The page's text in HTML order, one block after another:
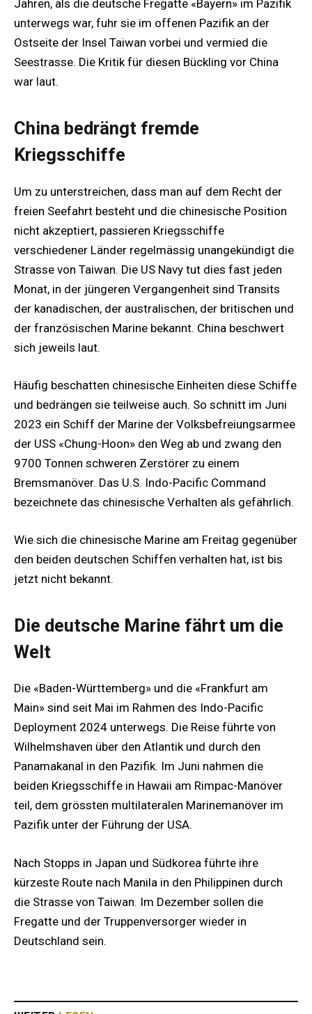
Jahren, als die deutsche Fregatte «Bayern» im Pazifik
unterwegs war, fuhr sie im offenen Pazifik an der
Ostseite der Insel Taiwan vorbei und vermied die
Seestrasse. Die Kritik für diesen Bückling vor China
war laut.
China bedrängt fremde
Kriegsschiffe
Um zu unterstreichen, dass man auf dem Recht der
freien Seefahrt besteht und die chinesische Position
nicht akzeptiert, passieren Kriegsschiffe
verschiedener Länder regelmässig unangekündigt die
Strasse von Taiwan. Die US Navy tut dies fast jeden
Monat, in der jüngeren Vergangenheit sind Transits
der kanadischen, der australischen, der britischen und
der französischen Marine bekannt. China beschwert
sich jeweils laut.
Häufig beschatten chinesische Einheiten diese Schiffe
und bedrängen sie teilweise auch. So schnitt im Juni
2023 ein Schiff der Marine der Volksbefreiungsarmee
der USS «Chung-Hoon» den Weg ab und zwang den
9700 Tonnen schweren Zerstörer zu einem
Bremsmanöver. Das U.S. Indo-Pacific Command
bezeichnete das chinesische Verhalten als gefährlich.
Wie sich die chinesische Marine am Freitag gegenüber
den beiden deutschen Schiffen verhalten hat, ist bis
jetzt nicht bekannt.
Die deutsche Marine fährt um die
Welt
Die «Baden-Württemberg» und die «Frankfurt am
Main» sind seit Mai im Rahmen des Indo-Pacific
Deployment 2024 unterwegs. Die Reise führte von
Wilhelmshaven über den Atlantik und durch den
Panamakanal in den Pazifik. Im Juni nahmen die
beiden Kriegsschiffe in Hawaii am Rimpac-Manöver
teil, dem grössten multilateralen Marinemanöver im
Pazifik unter der Führung der USA.
Nach Stopps in Japan und Südkorea führte ihre
kürzeste Route nach Manila in den Philippinen durch
die Strasse von Taiwan. Im Dezember sollen die
Fregatte und der Truppenversorger wieder in
Deutschland sein.